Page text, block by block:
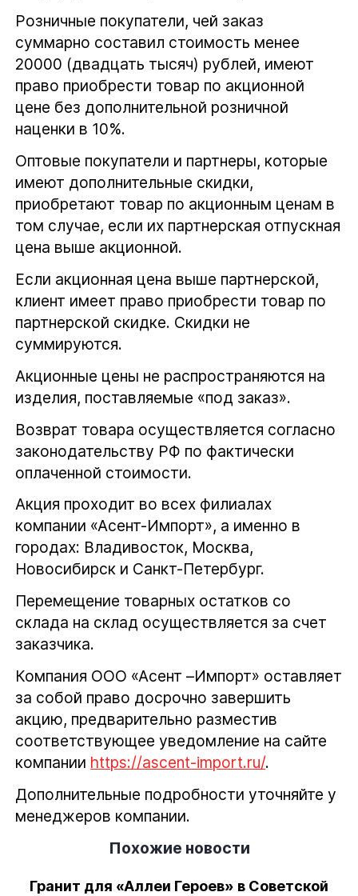
Розничные покупатели, чей заказ
суммарно составил стоимость менее
20000 (двадцать тысяч) рублей, имеют
право приобрести товар по акционной
цене без дополнительной розничной
наценки в 10%.
Оптовые покупатели и партнеры, которые
имеют дополнительные скидки,
приобретают товар по акционным ценам в
том случае, если их партнерская отпускная
цена выше акционной.
Если акционная цена выше партнерской,
клиент имеет право приобрести товар по
партнерской скидке. Скидки не
суммируются.
Акционные цены не распространяются на
изделия, поставляемые «под заказ».
Возврат товара осуществляется согласно
законодательству РФ по фактически
оплаченной стоимости.
Акция проходит во всех филиалах
компании «Асент-Импорт», а именно в
городах: Владивосток, Москва,
Новосибирск и Санкт-Петербург.
Перемещение товарных остатков со
склада на склад осуществляется за счет
заказчика.
Компания ООО «Асент –Импорт» оставляет
за собой право досрочно завершить
акцию, предварительно разместив
соответствующее уведомление на сайте
компании https://ascent-import.ru/.
Дополнительные подробности уточняйте у
менеджеров компании.
Похожие новости
Гранит для «Аллеи Героев» в Советской